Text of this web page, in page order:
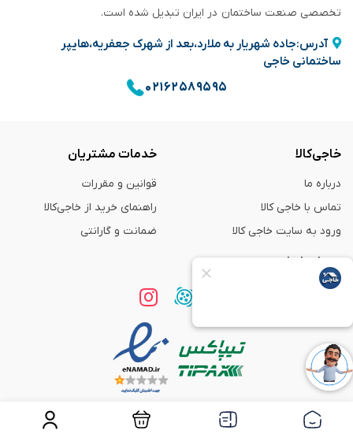
تخصصی صنعت ساختمان در ایران تبدیل شده است.
آدرس:جاده شهریار به ملارد،بعد از شهرک جعفریه،هایپر
ساختمانی خاجی
۰۲۱۶۲۵۸۹۵۹۵
خاجی‌کالا
درباره ما
تماس با خاجی کالا
ورود به سایت خاجی‌ کالا
خدمات مشتریان
قوانین و مقررات
راهنمای خرید از خاجی‌کالا
ضمانت و گارانتی
همراه با ما
استفاده از مطالب فروشگاه اینترنتی خاجی‌ کالا
فقط برای مقاصد غیر تجاری و با ذکر